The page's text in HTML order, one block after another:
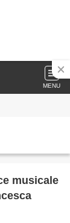
MENU
musicale